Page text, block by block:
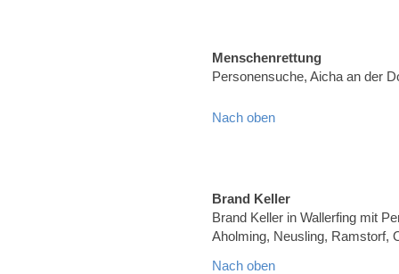
Menschenrettung
Personensuche, Aicha an der
Nach oben
Brand Keller
Brand Keller in Wallerfing mit
Aholming, Neusling, Ramstorf,
Nach oben